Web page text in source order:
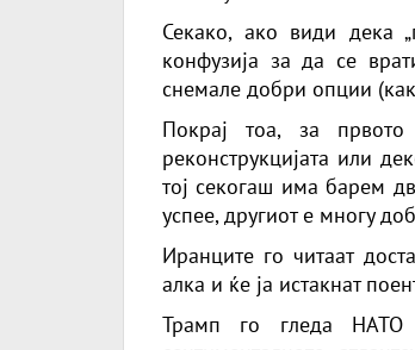
Секако, ако види дека
конфузија за да се
снемале добри опции
Покрај тоа, за
реконструкцијата или
тој секогаш има барем
успее, другиот е многу
Иранците го читаат
алка и ќе ја истакнат
Трамп го гледа НАТО